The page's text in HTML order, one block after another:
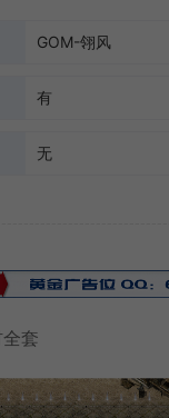
GOM-翎风
有
无
套